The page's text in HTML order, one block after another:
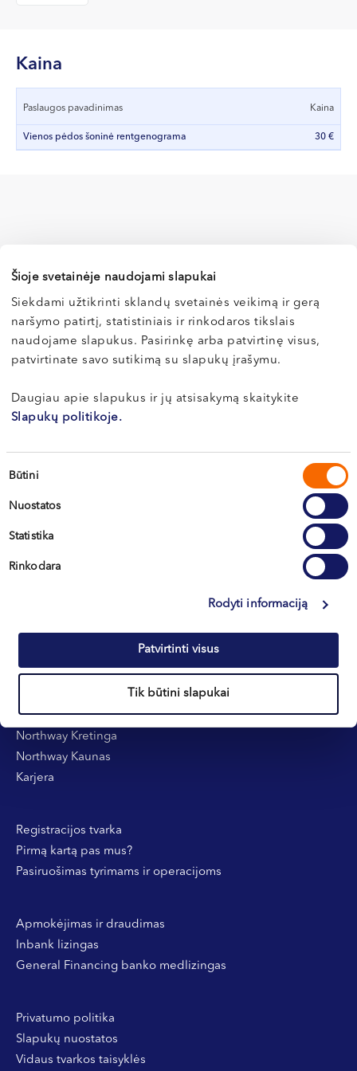
Šioje svetainėje naudojami slapukai
Siekdami užtikrinti sklandų svetainės veikimą ir gerą
naršymo patirtį, statistiniais ir rinkodaros tikslais
naudojame slapukus. Pasirinkę arba patvirtinę visus,
patvirtinate savo sutikimą su slapukų įrašymu.
Daugiau apie slapukus ir jų atsisakymą skaitykite
Slapukų politikoje.
Sutikimo
Būtini
Nuostatos
Statistika
Rinkodara
Rodyti informaciją
Patvirtinti visus
Tik būtini slapukai
VII --
I-V 08:00 - 20:00
VI, VII --
J. Basanavičiaus g. 80
Darbo laikas:
I-V 08:00 - 20:00
Kaina
Paslaugos pavadinimas Kaina
Vienos pėdos šoninė rentgenograma 30 €
Vilnius
Kaunas
Kretinga
Kontaktai ir rekvizitai
Northway Klaipėda
Northway Kretinga
Northway Kaunas
Karjera
Registracijos tvarka
Pirmą kartą pas mus?
Pasiruošimas tyrimams ir operacijoms
Apmokėjimas ir draudimas
Inbank lizingas
General Financing banko medlizingas
Privatumo politika
Slapukų nuostatos
Vidaus tvarkos taisyklės